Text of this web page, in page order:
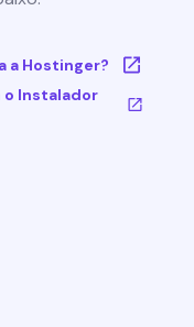
a Hostinger?
o Instalador